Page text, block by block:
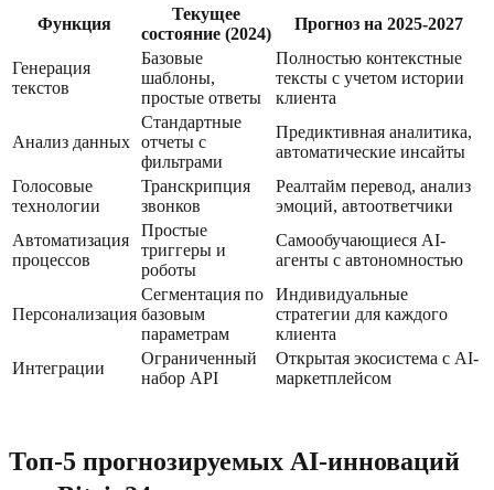
Функция
Текущее
состояние (2024)
Прогноз на 2025-2027
Генерация
текстов
Базовые
шаблоны,
простые ответы
Полностью контекстные
тексты с учетом истории
клиента
Анализ данных
Стандартные
отчеты с
фильтрами
Предиктивная аналитика,
автоматические инсайты
Голосовые
технологии
Транскрипция
звонков
Реалтайм перевод, анализ
эмоций, автоответчики
Автоматизация
процессов
Простые
триггеры и
роботы
Самообучающиеся AI-
агенты с автономностью
Персонализация
Сегментация по
базовым
параметрам
Индивидуальные
стратегии для каждого
клиента
Интеграции
Ограниченный
набор API
Открытая экосистема с AI-
маркетплейсом
Топ-5 прогнозируемых AI-инноваций